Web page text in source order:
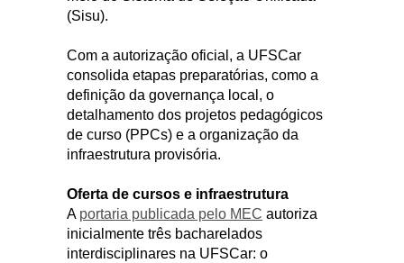
(Sisu).
Com a autorização oficial, a UFSCar
consolida etapas preparatórias, como a
definição da governança local, o
detalhamento dos projetos pedagógicos
de curso (PPCs) e a organização da
infraestrutura provisória.
Oferta de cursos e infraestrutura
A portaria publicada pelo MEC autoriza
inicialmente três bacharelados
interdisciplinares na UFSCar: o